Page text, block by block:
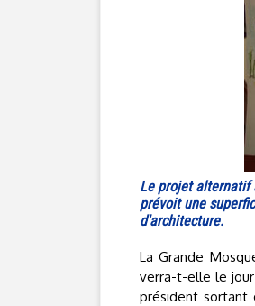
Le projet alternatif
prévoit une
d'architecture.
La Grande
verra-t-elle le jour
président sortant